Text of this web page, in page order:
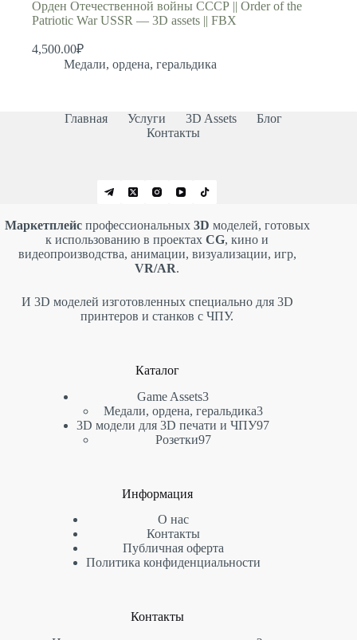
Орден Отечественной войны СССР || Order of the
Patriotic War USSR — 3D assets || FBX
4,500.00₽
Медали, ордена, геральдика
Главная Услуги 3D Assets
Блог
Контакты
Маркетплейспрофессиональных 3D моделей, готовых
к использованию в проектахCG, кино и
видеопроизводства, анимации, визуализации, игр,
VR/AR.
И 3D моделей изготовленных специально для 3D
принтеров и станков с ЧПУ.
Каталог
Game Assets33
товара
Медали, ордена, геральдика33
товара
3D модели для 3D печати и ЧПУ9797
Розетки9797
Информация
О нас
Контакты
Публичная оферта
Политика конфиденциальности
Контакты